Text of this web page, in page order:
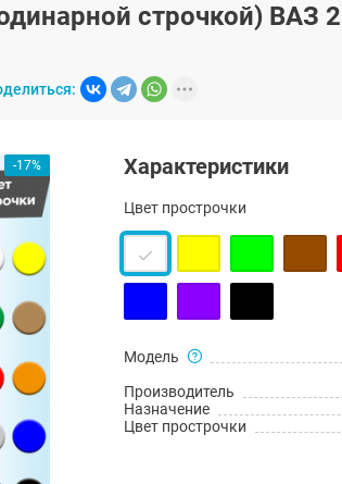
строчкой)
-17% Характеристики
Цвет прострочки
Модель
Производитель
Назначение
Цвет прострочки